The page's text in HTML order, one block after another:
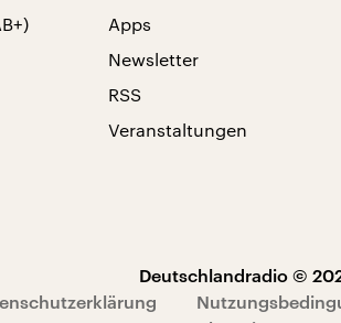
Apps
Newsletter
RSS
Veranstaltungen
Deutschlandradio ©